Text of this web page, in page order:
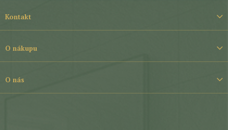
í
Kontakt
O nákupu
O nás